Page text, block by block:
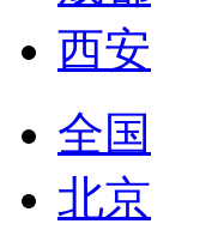
西安
全国
北京